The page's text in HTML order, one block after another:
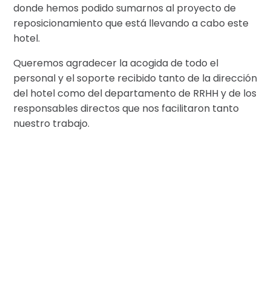
donde hemos podido sumarnos al proyecto de
reposicionamiento que está llevando a cabo este
hotel.
Queremos agradecer la acogida de todo el
personal y el soporte recibido tanto de la dirección
del hotel como del departamento de RRHH y de los
responsables directos que nos facilitaron tanto
nuestro trabajo.